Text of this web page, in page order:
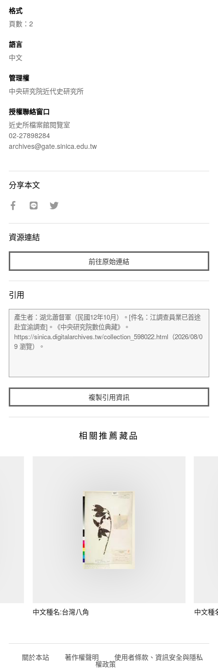
格式
頁數：2
語言
中文
管理權
中央研究院近代史研究所
授權聯絡窗口
近史所檔案館閱覽室
02-27898284
archives@gate.sinica.edu.tw
分享本文
資源連結
前往原始連結
引用
複製引用資訊
相關推薦藏品
中文種名:台灣八角 中文種
關於本站 著作權聲明 使用者條款、資訊安全與隱私
權政策